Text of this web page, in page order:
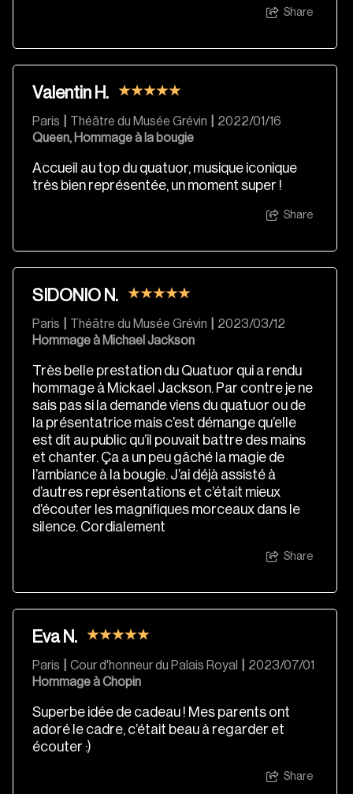
Share
Valentin H.
Paris Théâtre du Musée Grévin
2022/01/16
Queen, Hommage à la bougie
Accueil au top du quatuor, musique iconique
très bien représentée, un moment super !
Share
SIDONIO N.
Paris Théâtre du Musée Grévin
2023/03/12
Hommage à Michael Jackson
Très belle prestation du Quatuor qui a rendu
hommage à Mickael Jackson. Par contre je ne
sais pas si la demande viens du quatuor ou de
la présentatrice mais c’est démange qu’elle
est dit au public qu’il pouvait battre des mains
et chanter. Ça a un peu gâché la magie de
l’ambiance à la bougie. J’ai déjà assisté à
d’autres représentations et c’était mieux
d’écouter les magnifiques morceaux dans le
silence. Cordialement
Share
Eva N.
Paris Cour d'honneur du Palais Royal
2023/07/01
Hommage à Chopin
Superbe idée de cadeau ! Mes parents ont
adoré le cadre, c’était beau à regarder et
écouter :)
Share